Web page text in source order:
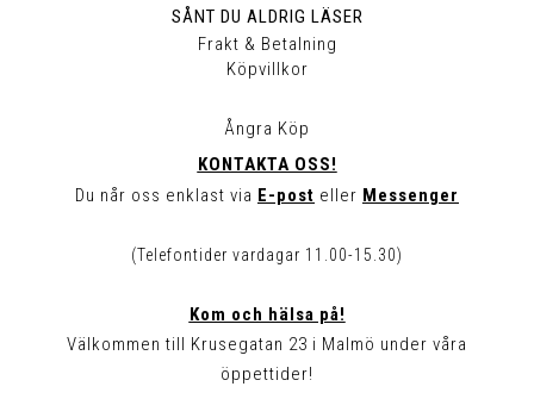
SÅNT DU ALDRIG LÄSER
Frakt & Betalning
Köpvillkor
Ångra Köp
KONTAKTA OSS!
Du når oss enklast via E-post eller Messenger
(Telefontider vardagar 11.00-15.30)
Kom och hälsa på!
Välkommen till Krusegatan 23 i Malmö under våra
öppettider!